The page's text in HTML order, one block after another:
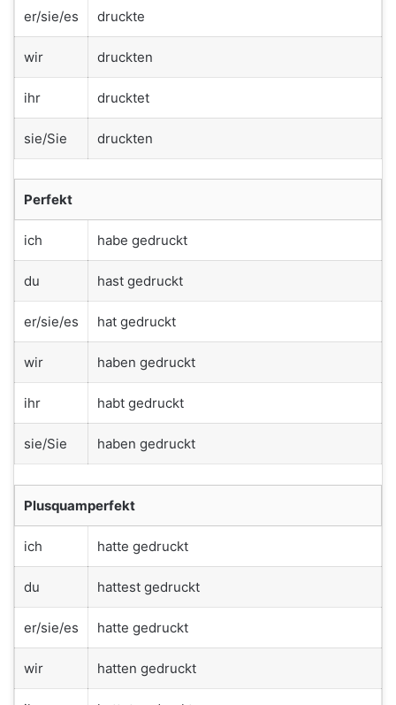
er/sie/es druckte
wir druckten
ihr drucktet
sie/Sie druckten
Perfekt
ich habe gedruckt
du hast gedruckt
er/sie/es hat gedruckt
wir haben gedruckt
ihr habt gedruckt
sie/Sie haben gedruckt
Plusquamperfekt
ich hatte gedruckt
du hattest gedruckt
er/sie/es hatte gedruckt
wir hatten gedruckt